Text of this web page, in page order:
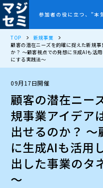
参加者の役に立つ、”本
TOP
新規事業
顧客の潜在ニーズを的確に捉えた新規
か？ ～顧客視点での発想に生成AIも活
にする実践法～
09月17日開催
顧客の潜在ニー
規事業アイデア
出せるのか？
に生成AIも活用
出した事業のタ
～